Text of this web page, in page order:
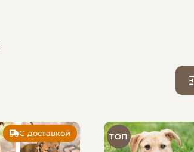
С доставкой ТОП